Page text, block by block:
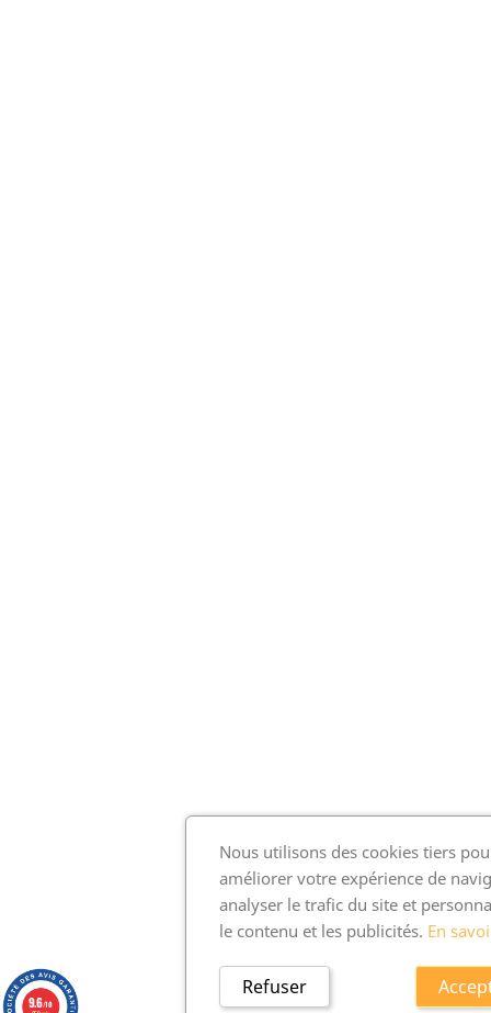
Nous utilisons des cookies tiers
améliorer votre expérience de
analyser le trafic du site et
le contenu et les publicités. En
Refuser
9.6/10